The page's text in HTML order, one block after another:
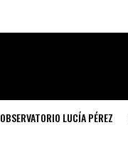
OBSERVATORIO LUCÍA PÉREZ